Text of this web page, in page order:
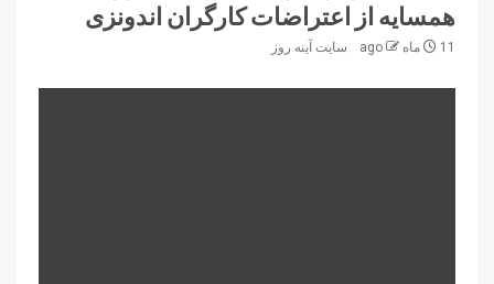
همسایه از اعتراضات کارگران اندونزی
11 ماه ago سایت آینه‌ روز